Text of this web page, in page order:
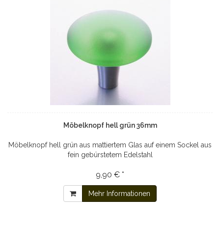
Möbelknopf hell grün 36mm
Möbelknopf hell grün aus mattiertem Glas auf einem Sockel aus
fein gebürstetem Edelstahl
9,90 € *
Mehr Informationen